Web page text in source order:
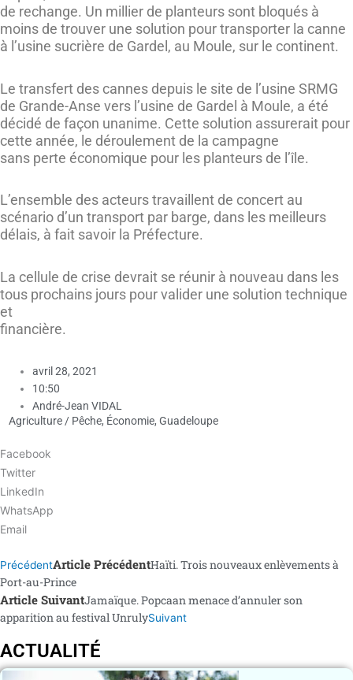
de rechange. Un millier de planteurs sont bloqués à
moins de trouver une solution pour transporter la canne
à l’usine sucrière de Gardel, au Moule, sur le continent.
Le transfert des cannes depuis le site de l’usine SRMG
de Grande-Anse vers l’usine de Gardel à Moule, a été
décidé de façon unanime. Cette solution assurerait pour
cette année, le déroulement de la campagne
sans perte économique pour les planteurs de l’île.
L’ensemble des acteurs travaillent de concert au
scénario d’un transport par barge, dans les meilleurs
délais, à fait savoir la Préfecture.
La cellule de crise devrait se réunir à nouveau dans les
tous prochains jours pour valider une solution technique
et
financière.
avril 28, 2021
10:50
André-Jean VIDAL
Agriculture / Pêche, Économie, Guadeloupe
Facebook
Twitter
LinkedIn
WhatsApp
Email
PrécédentArticle PrécédentHaïti. Trois nouveaux enlèvements à
Port-au-Prince
Article SuivantJamaïque. Popcaan menace d’annuler son
apparition au festival UnrulySuivant
ACTUALITÉ